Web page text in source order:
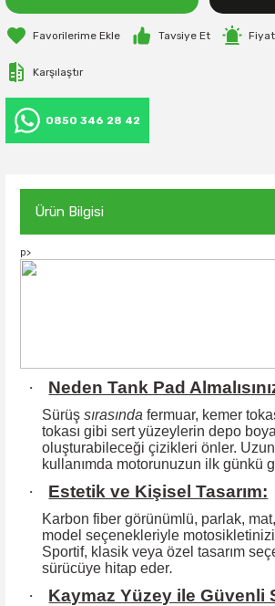
Tavsiye Et
Karşılaştır
0850 346 28 42
Ürün Bilgisi
p>
· Neden Tank Pad
Sürüş sırasında fermuar, kemer
tokası gibi sert yüzeylerin depo
oluşturabileceği çizikleri önler.
kullanımda motorunuzun ilk günkü
· Estetik ve Kişisel Tasarım:
Karbon fiber görünümlü, parlak,
model seçenekleriyle motosikletinizin
Sportif, klasik veya özel tasarım
sürücüye hitap eder.
· Kaymaz Yüzey ile Güvenli